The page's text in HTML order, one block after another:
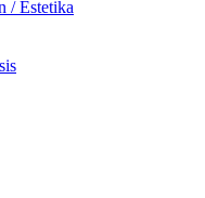
/ Estetika